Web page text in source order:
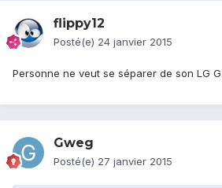
flippy12
Posté(e) 24 janvier 2015
Personne ne veut se séparer de son LG
Gweg
Posté(e) 27 janvier 2015